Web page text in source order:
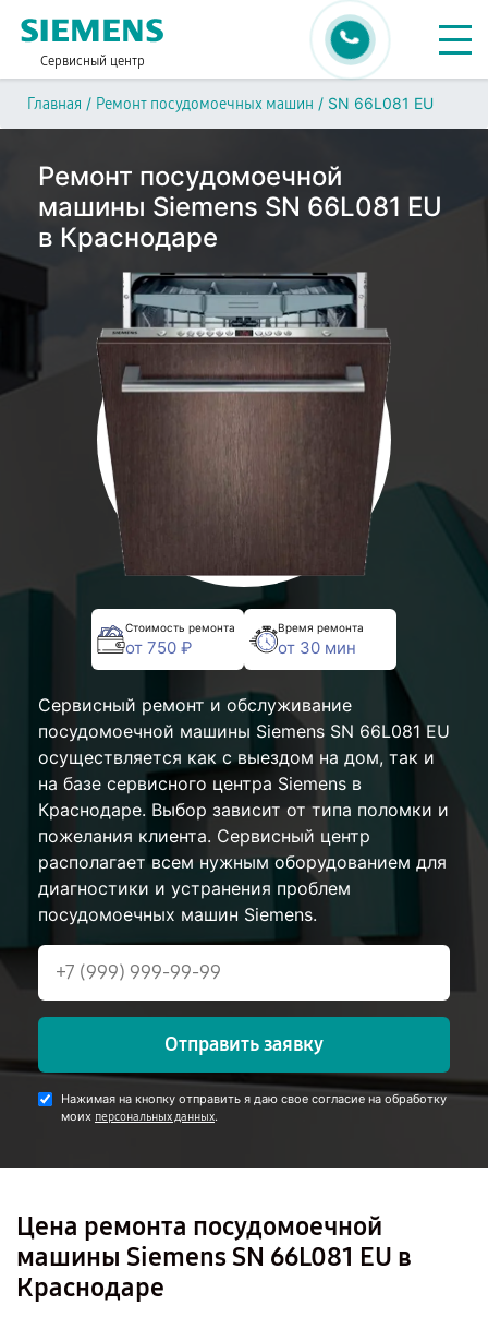
Сервисный центр
Главная / Ремонт посудомоечных машин / SN 66L081 EU
Ремонт посудомоечной
машины Siemens SN 66L081 EU
в Краснодаре
Стоимость ремонта
от 750 ₽
Время ремонта
от 30 мин
Сервисный ремонт и обслуживание
посудомоечной машины Siemens SN 66L081 EU
осуществляется как с выездом на дом, так и
на базе сервисного центра Siemens в
Краснодаре. Выбор зависит от типа поломки и
пожелания клиента. Сервисный центр
располагает всем нужным оборудованием для
диагностики и устранения проблем
посудомоечных машин Siemens.
Отправить заявку
Нажимая на кнопку отправить я даю свое согласие на обработку
моих персональных данных.
Цена ремонта посудомоечной
машины Siemens SN 66L081 EU в
Краснодаре